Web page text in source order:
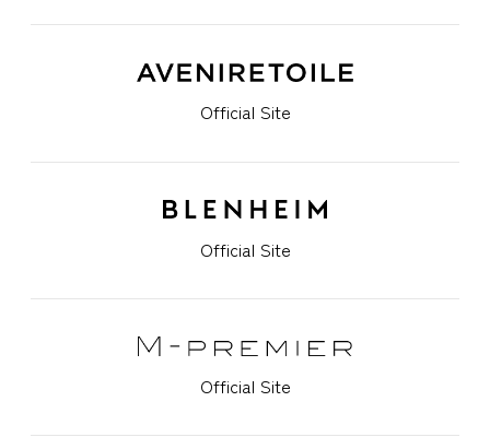
Official Site
Official Site
Official Site